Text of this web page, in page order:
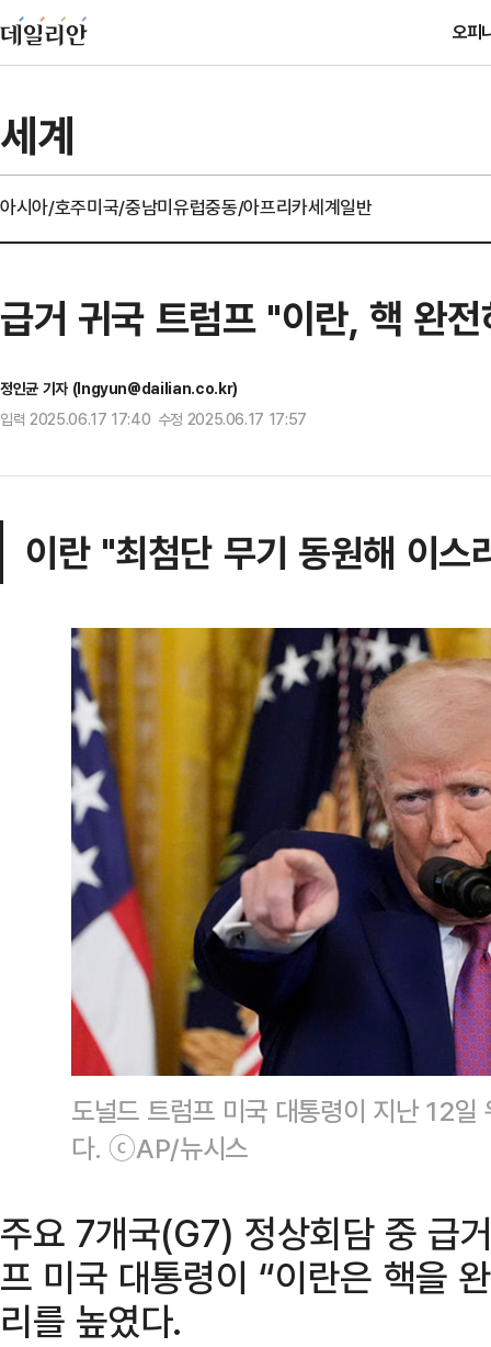
오피
세계
아시아/호주미국/중남미유럽중동/아프리카세계일반
급거 귀국 트럼프 "이란, 핵 완
정인균 기자 (Ingyun@dailian.co.kr)
입력 2025.06.17 17:40 수정 2025.06.17 17:57
이란 "최첨단 무기 동원해 이스
도널드 트럼프 미국 대통령이 지난 12
다. ⓒAP/뉴시스
주요 7개국(G7) 정상회담 중 급
프 미국 대통령이 “이란은 핵을
리를 높였다.